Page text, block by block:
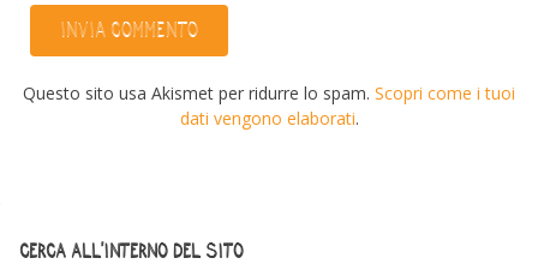
Questo sito usa Akismet per ridurre lo spam. Scopri come i tuoi
dati vengono elaborati.
CERCA ALL’INTERNO DEL SITO